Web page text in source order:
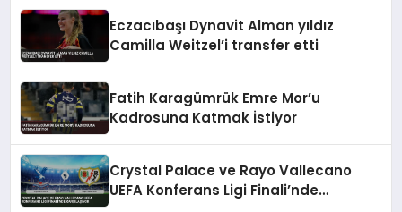
Eczacıbaşı Dynavit Alman yıldız
Camilla Weitzel’i transfer etti
Fatih Karagümrük Emre Mor’u
Kadrosuna Katmak İstiyor
Crystal Palace ve Rayo Vallecano
UEFA Konferans Ligi Finali’nde